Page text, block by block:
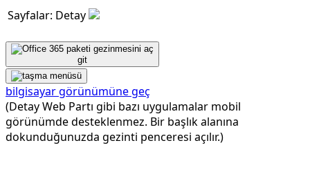
Sayfalar: Detay
git
bilgisayar görünümüne geç
(Detay Web Partı gibi bazı uygulamalar mobil
görünümde desteklenmez. Bir başlık alanına
dokunduğunuzda gezinti penceresi açılır.)